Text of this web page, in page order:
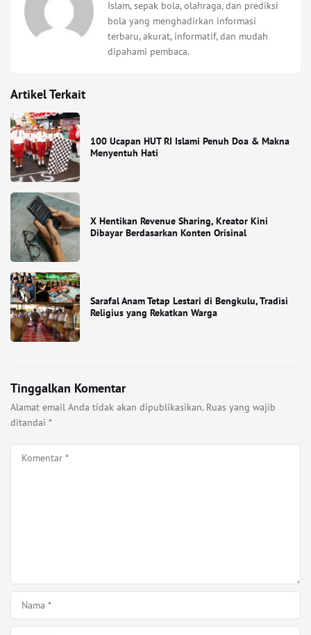
Islam, sepak bola, olahraga, dan prediksi
bola yang menghadirkan informasi
terbaru, akurat, informatif, dan mudah
dipahami pembaca.
Artikel Terkait
100 Ucapan HUT RI Islami Penuh Doa & Makna
Menyentuh Hati
X Hentikan Revenue Sharing, Kreator Kini
Dibayar Berdasarkan Konten Orisinal
Sarafal Anam Tetap Lestari di Bengkulu, Tradisi
Religius yang Rekatkan Warga
Tinggalkan Komentar
Alamat email Anda tidak akan dipublikasikan. Ruas yang wajib
ditandai *